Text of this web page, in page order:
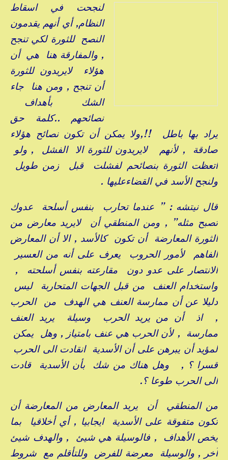
لنجحتفي اسقاط
النظام, أي أنهم يقدمون
النصح للثورة لكي تنجح
, والمفارقة هنا هي أن
هؤلاء لايريدون للثورة
أن تنجح , ومن هنا جاء
الشك بأهداف
نصائحهم ..كلمة حق
يراد بها باطل !!,ولا يمكن أن تكون نصائح هؤلاء
صادقة , لأنهم لايريدون للثورة الا الفشل , ولو
اتعظت الثورة بنصائحم لفشلت قبل زمن طويل
ولنجح الأسد في القضاءعليها .
قال نيتشه : ” عندما تحارب بنفس أسلحة عدوك
تصبح مثله” , ومن المنطقي أن لايريد معارض من
الثورة المعارضة أن تكون كالأسد , الا أن المعارض
الفاهم لأمور الحروب يعرف على أنه من العسير
الانتصار على عدو دون مقارعته بنفس أسلحته ,
واستخدام العنف من قبل الجهات المتحاربة ليس
دليلا عن أن ممارسة العنف هي الهدف من الحرب
, اذ أن من يريد الحرب وسيلة يريد العنف
ممارسة , لأن الحرب هي عنف بامتياز , وهل يمكن
لمؤيد أن يبرهن على أن الأسدية انقادت الى الحرب
قسرا ؟ , وهل هناك من شك بأن الأسدية قادت
الى الحرب طوعا ؟.
من المنطقي أن يريد المعارض من المعارضة أن
تكون متفوقة على الأسدية ايجابيا , أي أخلاقيا بما
يخص الأهداف , فالوسيلة هي شيئ , والهدف شيئ
آخر , والوسيلة معرضة للفرض وللتأقلم مع شروط